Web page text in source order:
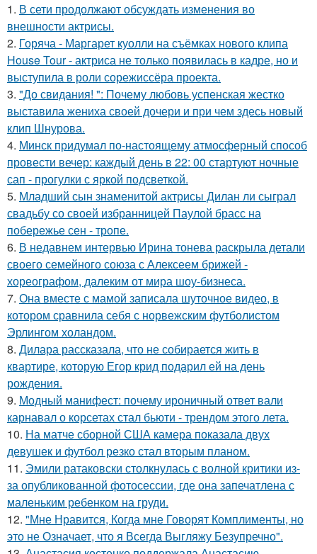
1. В сети продолжают обсуждать изменения во
внешности актрисы.
2. Горяча - Маргарет куолли на съёмках нового клипа
House Tour - актриса не только появилась в кадре, но и
выступила в роли сорежиссёра проекта.
3. "До свидания! ": Почему любовь успенская жестко
выставила жениха своей дочери и при чем здесь новый
клип Шнурова.
4. Минск придумал по-настоящему атмосферный способ
провести вечер: каждый день в 22: 00 стартуют ночные
сап - прогулки с яркой подсветкой.
5. Младший сын знаменитой актрисы Дилан ли сыграл
свадьбу со своей избранницей Паулой брасс на
побережье сен - тропе.
6. В недавнем интервью Ирина тонева раскрыла детали
своего семейного союза с Алексеем брижей -
хореографом, далеким от мира шоу-бизнеса.
7. Она вместе с мамой записала шуточное видео, в
котором сравнила себя с норвежским футболистом
Эрлингом холандом.
8. Дилара рассказала, что не собирается жить в
квартире, которую Егор крид подарил ей на день
рождения.
9. Модный манифест: почему ироничный ответ вали
карнавал о корсетах стал бьюти - трендом этого лета.
10. На матче сборной США камера показала двух
девушек и футбол резко стал вторым планом.
11. Эмили ратаковски столкнулась с волной критики из-
за опубликованной фотосессии, где она запечатлена с
маленьким ребенком на груди.
12. "Мне Нравится, Когда мне Говорят Комплименты, но
это не Означает, что я Всегда Выгляжу Безупречно".